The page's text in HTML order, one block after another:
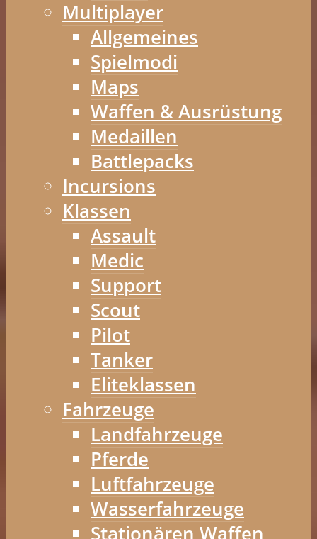
Multiplayer
Allgemeines
Spielmodi
Maps
Waffen & Ausrüstung
Medaillen
Battlepacks
Incursions
Klassen
Assault
Medic
Support
Scout
Pilot
Tanker
Eliteklassen
Fahrzeuge
Landfahrzeuge
Pferde
Luftfahrzeuge
Wasserfahrzeuge
Stationären Waffen